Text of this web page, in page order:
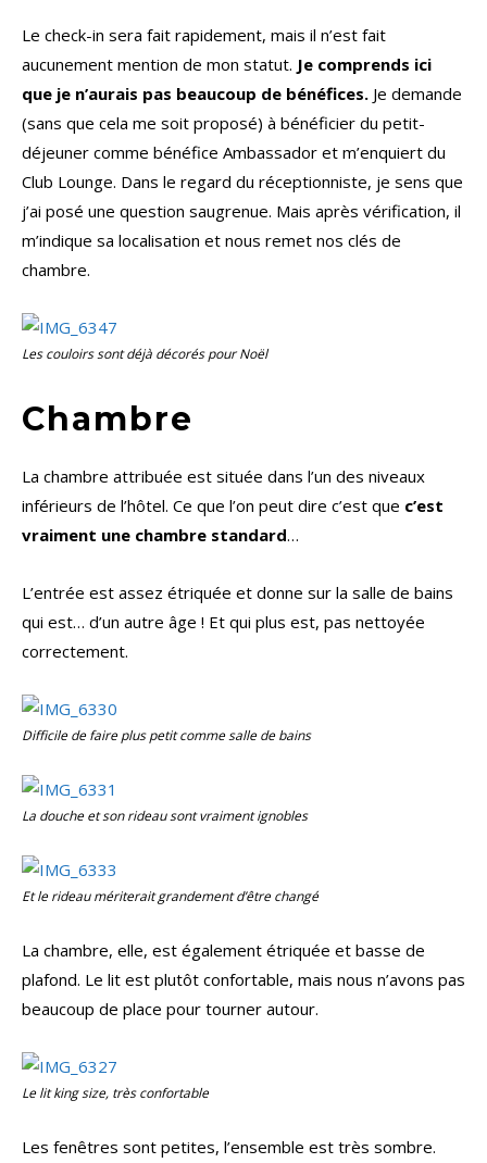
Le check-in sera fait rapidement, mais il n’est fait
aucunement mention de mon statut. Je comprends ici
que je n’aurais pas beaucoup de bénéfices. Je demande
(sans que cela me soit proposé) à bénéficier du petit-
déjeuner comme bénéfice Ambassador et m’enquiert du
Club Lounge. Dans le regard du réceptionniste, je sens que
j’ai posé une question saugrenue. Mais après vérification, il
m’indique sa localisation et nous remet nos clés de
chambre.
Les couloirs sont déjà décorés pour Noël
Chambre
La chambre attribuée est située dans l’un des niveaux
inférieurs de l’hôtel. Ce que l’on peut dire c’est que c’est
vraiment une chambre standard…
L’entrée est assez étriquée et donne sur la salle de bains
qui est… d’un autre âge ! Et qui plus est, pas nettoyée
correctement.
Difficile de faire plus petit comme salle de bains
La douche et son rideau sont vraiment ignobles
Et le rideau mériterait grandement d’être changé
La chambre, elle, est également étriquée et basse de
plafond. Le lit est plutôt confortable, mais nous n’avons pas
beaucoup de place pour tourner autour.
Le lit king size, très confortable
Les fenêtres sont petites, l’ensemble est très sombre.